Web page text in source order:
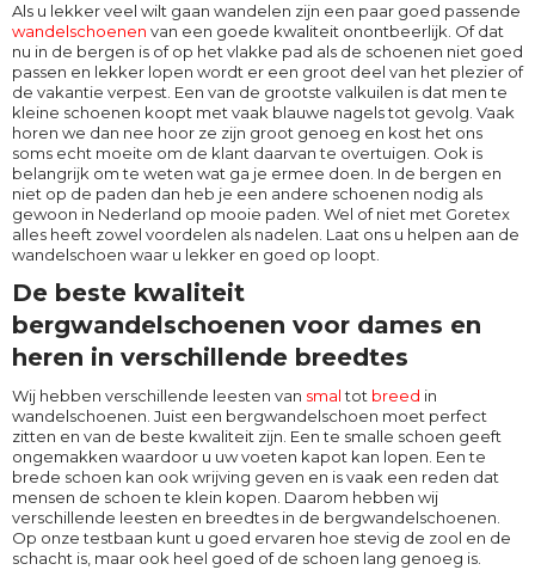
Als u lekker veel wilt gaan wandelen zijn een paar goed passende
wandelschoenen van een goede kwaliteit onontbeerlijk. Of dat
nu in de bergen is of op het vlakke pad als de schoenen niet goed
passen en lekker lopen wordt er een groot deel van het plezier of
de vakantie verpest. Een van de grootste valkuilen is dat men te
kleine schoenen koopt met vaak blauwe nagels tot gevolg. Vaak
horen we dan nee hoor ze zijn groot genoeg en kost het ons
soms echt moeite om de klant daarvan te overtuigen. Ook is
belangrijk om te weten wat ga je ermee doen. In de bergen en
niet op de paden dan heb je een andere schoenen nodig als
gewoon in Nederland op mooie paden. Wel of niet met Goretex
alles heeft zowel voordelen als nadelen. Laat ons u helpen aan de
wandelschoen waar u lekker en goed op loopt.
De beste kwaliteit
bergwandelschoenen voor dames en
heren in verschillende breedtes
Wij hebben verschillende leesten van smaltot breed in
wandelschoenen. Juist een bergwandelschoen moet perfect
zitten en van de beste kwaliteit zijn. Een te smalle schoen geeft
ongemakken waardoor u uw voeten kapot kan lopen. Een te
brede schoen kan ook wrijving geven en is vaak een reden dat
mensen de schoen te klein kopen. Daarom hebben wij
verschillende leesten en breedtes in de bergwandelschoenen.
Op onze testbaan kunt u goed ervaren hoe stevig de zool en de
schacht is, maar ook heel goed of de schoen lang genoeg is.